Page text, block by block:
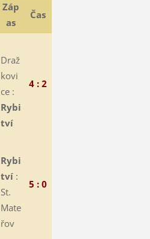
Záp
as
Čas
Draž
kovi
ce :
Rybi
tví
4 : 2
Rybi
tví:
St.
Mate
řov
5 : 0